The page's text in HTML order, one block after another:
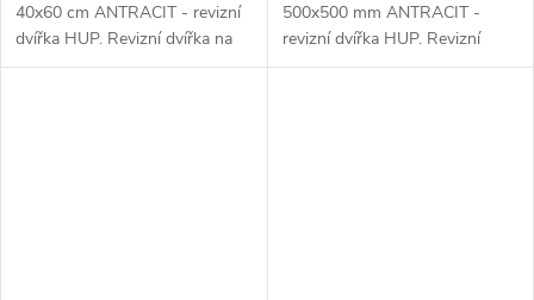
40x60 cm ANTRACIT - revizní
dvířka HUP. Revizní dvířka na
plyn z pozinkovaného
500x500 mm ANTRACIT -
revizní dvířka HUP. Revizní
dvířka na plyn z pozinkovaného